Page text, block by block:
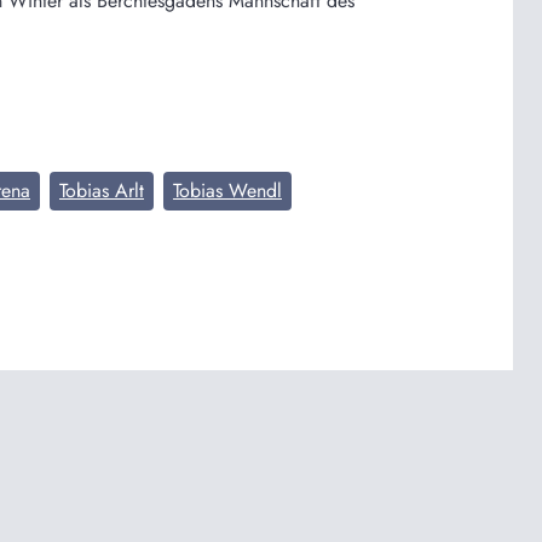
Tobias Arlt Tobias Wendl